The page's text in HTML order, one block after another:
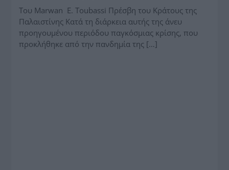
Του Marwan E. Toubassi Πρέσβη του Κράτους της
Παλαιστίνης Κατά τη διάρκεια αυτής της άνευ
προηγουμένου περιόδου παγκόσμιας κρίσης, που
προκλήθηκε από την πανδημία της […]